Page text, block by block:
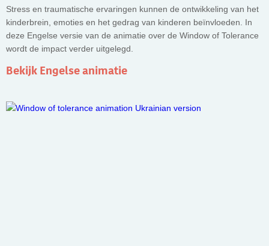
Stress en traumatische ervaringen kunnen de ontwikkeling van het
kinderbrein, emoties en het gedrag van kinderen beïnvloeden. In
deze Engelse versie van de animatie over de Window of Tolerance
wordt de impact verder uitgelegd.
Bekijk Engelse animatie